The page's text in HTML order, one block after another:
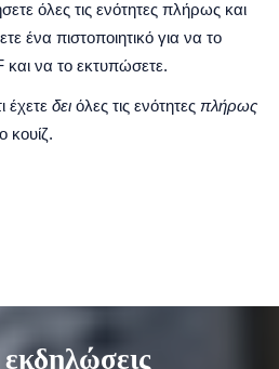
όλες τις ενότητες πλήρως και
ένα πιστοποιητικό για να το
να το εκτυπώσετε.
έχετε δει όλες τις ενότητες πλήρως
κουίζ.